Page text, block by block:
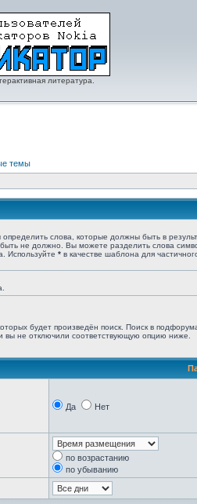
литература.
темы
определить слова, которые должны быть в
быть не должно. Вы можете разделить слова
Используйте * в качестве шаблона для
будет произведён поиск. Поиск в
вы не отключили соответствующую опцию ниже.
Да Нет
по возрастанию
по убыванию